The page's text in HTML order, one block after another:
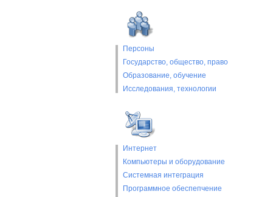
Персоны
Государство, общество, право
Образование, обучение
Исследования, технологии
Интернет
Компьютеры и оборудование
Системная интеграция
Программное обеспепчение